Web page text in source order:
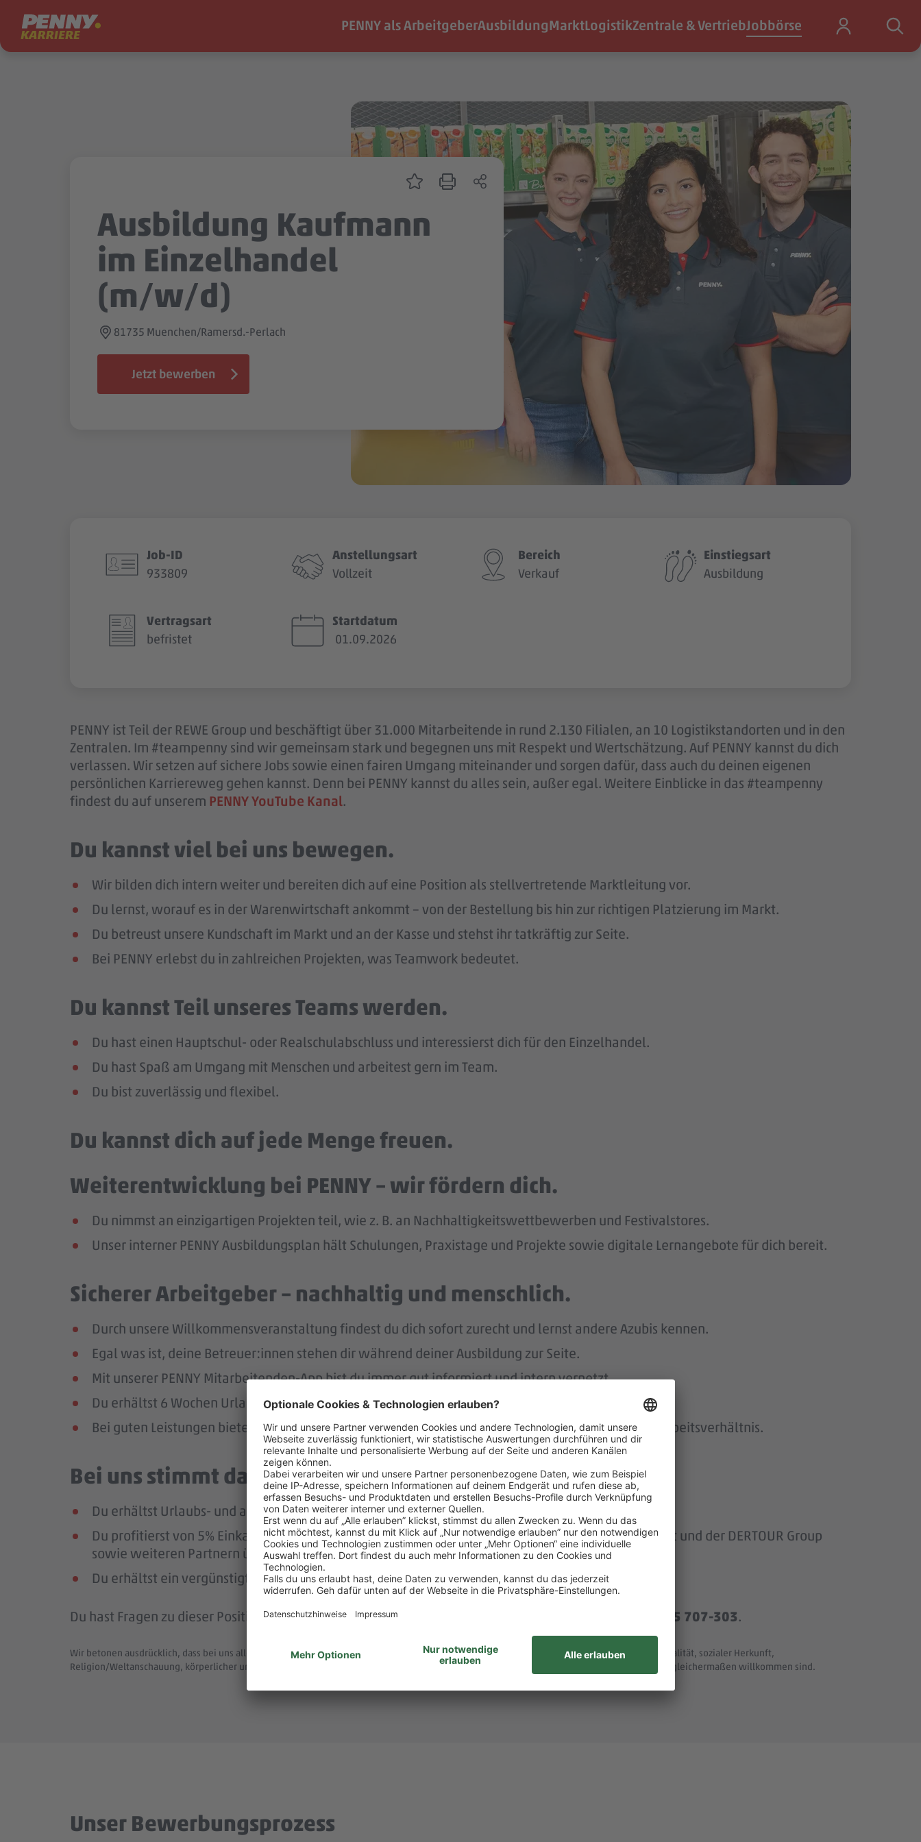
Zum Inhalt springen PENNY als ArbeitgeberAusbildungMarktLogistikZentrale & VertriebJobbörse
Ausbildung Kaufmann
im Einzelhandel
(m/w/d)
81735 Muenchen/Ramersd.-Perlach
Jetzt bewerben
Job-ID
933809
Anstellungsart
Vollzeit
Bereich
Verkauf
Einstiegsart
Ausbildung
Vertragsart
befristet
Startdatum
01.09.2026
PENNY ist Teil der REWE Group und beschäftigt über 31.000 Mitarbeitende in rund 2.130 Filialen, an 10 Logistikstandorten und in den
Zentralen. Im #teampenny sind wir gemeinsam stark und begegnen uns mit Respekt und Wertschätzung. Auf PENNY kannst du dich
verlassen. Wir setzen auf sichere Jobs sowie einen fairen Umgang miteinander und sorgen dafür, dass auch du deinen eigenen
persönlichen Karriereweg gehen kannst. Denn bei PENNY kannst du alles sein, außer egal. Weitere Einblicke in das #teampenny
findest du auf unserem PENNY YouTube Kanal.
Du kannst viel bei uns bewegen.
Wir bilden dich intern weiter und bereiten dich auf eine Position als stellvertretende Marktleitung vor.
Du lernst, worauf es in der Warenwirtschaft ankommt – von der Bestellung bis hin zur richtigen Platzierung im Markt.
Du betreust unsere Kundschaft im Markt und an der Kasse und stehst ihr tatkräftig zur Seite.
Bei PENNY erlebst du in zahlreichen Projekten, was Teamwork bedeutet.
Du kannst Teil unseres Teams werden.
Du hast einen Hauptschul- oder Realschulabschluss und interessierst dich für den Einzelhandel.
Du hast Spaß am Umgang mit Menschen und arbeitest gern im Team.
Du bist zuverlässig und flexibel.
Du kannst dich auf jede Menge freuen.
Weiterentwicklung bei PENNY – wir fördern dich.
Du nimmst an einzigartigen Projekten teil, wie z. B. an Nachhaltigkeitswettbewerben und Festivalstores.
Unser interner PENNY Ausbildungsplan hält Schulungen, Praxistage und Projekte sowie digitale Lernangebote für dich bereit.
Sicherer Arbeitgeber – nachhaltig und menschlich.
Durch unsere Willkommensveranstaltung findest du dich sofort zurecht und lernst andere Azubis kennen.
Egal was ist, deine Betreuer:innen stehen dir während deiner Ausbildung zur Seite.
Mit unserer PENNY Mitarbeitenden-App bist du immer gut informiert und intern vernetzt.
Du erhältst 6 Wochen Urlaub pro Jahr.
Bei guten Leistungen bieten wir dir nach deiner Ausbildung eine Übernahme in ein unbefristetes Arbeitsverhältnis.
Bei uns stimmt das Gehalt – und noch mehr.
Du erhältst Urlaubs- und ab dem zweiten Jahr auch noch Weihnachtsgeld.
Du profitierst von 5% Einkaufsrabatt bei PENNY und REWE, weiteren Rabatten beim toom Baumarkt und der DERTOUR Group
sowie weiteren Partnern über die Plattform Corporate Benefits.
Du erhältst ein vergünstigtes Deutschlandticket.
Du hast Fragen zu dieser Position (Job-ID: 933809)? Dann melde dich bei +49 8165 707-303.
Wir betonen ausdrücklich, dass bei uns alle Menschen - unabhängig von Geschlecht/geschlechtlicher Identität, ethnischer Herkunft und Nationalität, sozialer Herkunft,
Religion/Weltanschauung, körperlicher und geistiger Fähigkeiten, Alter sowie sexueller Orientierung oder weiterer individueller Merkmale - gleichermaßen willkommen sind.
Unser Bewerbungsprozess